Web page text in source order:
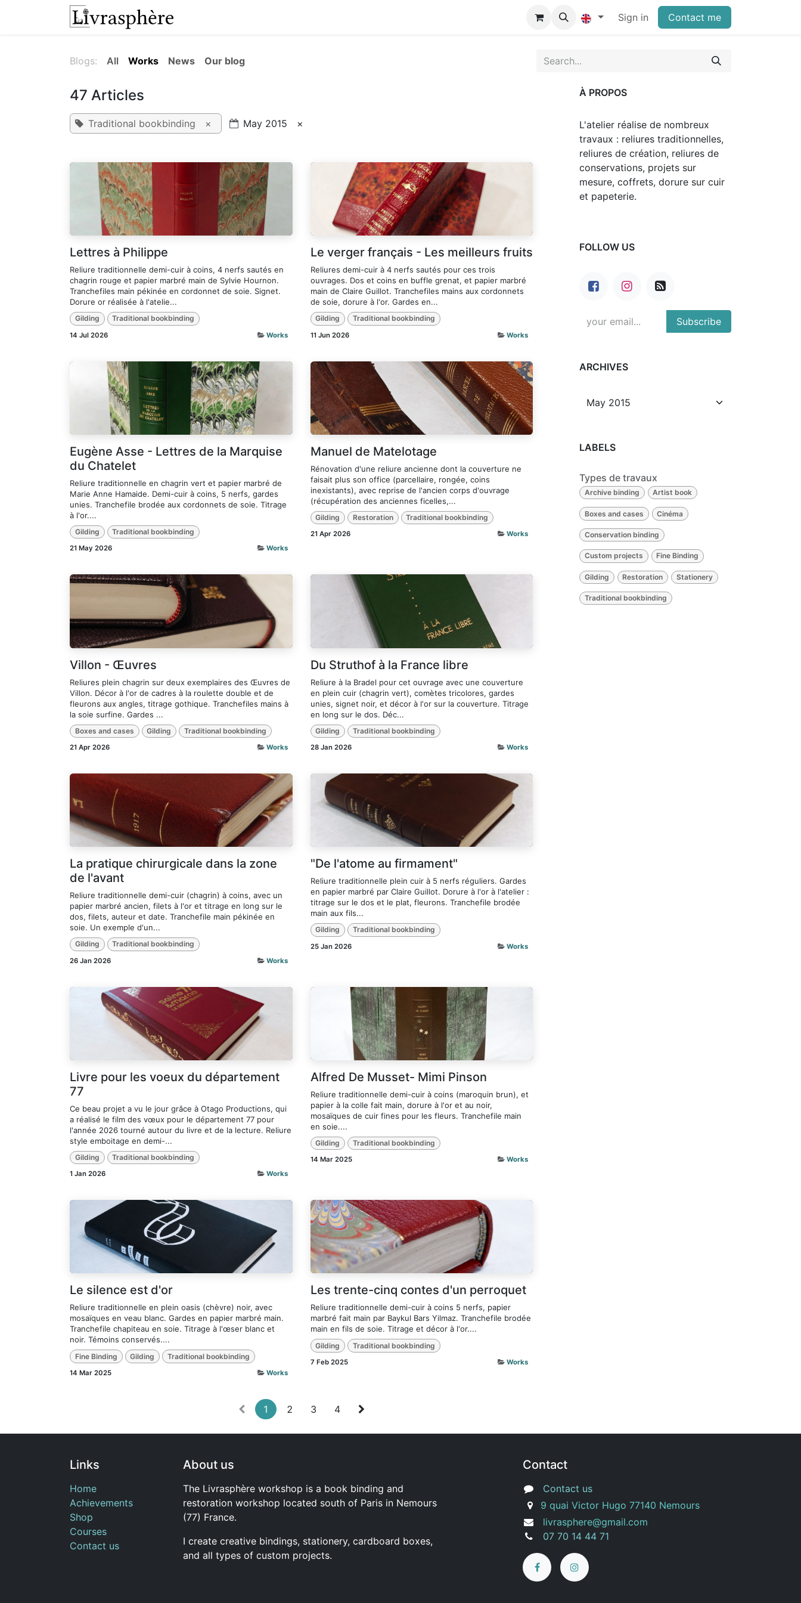
Skip to Content
Sign in Contact me
Blogs: All Works News Our blog
47 Articles
Traditional bookbinding × May 2015 ×
Lettres à Philippe
Reliure traditionnelle demi-cuir à coins, 4 nerfs sautés en
chagrin rouge et papier marbré main de Sylvie Hournon.
Tranchefiles main pékinée en cordonnet de soie. Signet.
Dorure or réalisée à l'atelie...
Gilding Traditional bookbinding
14 Jul 2026 Works
Le verger français - Les meilleurs fruits
Reliures demi-cuir à 4 nerfs sautés pour ces trois
ouvrages. Dos et coins en buffle grenat, et papier marbré
main de Claire Guillot. Tranchefiles mains aux cordonnets
de soie, dorure à l'or. Gardes en...
Gilding Traditional bookbinding
11 Jun 2026 Works
Eugène Asse - Lettres de la Marquise
du Chatelet
Reliure traditionnelle en chagrin vert et papier marbré de
Marie Anne Hamaide. Demi-cuir à coins, 5 nerfs, gardes
unies. Tranchefile brodée aux cordonnets de soie. Titrage
à l'or....
Gilding Traditional bookbinding
21 May 2026 Works
Manuel de Matelotage
Rénovation d'une reliure ancienne dont la couverture ne
faisait plus son office (parcellaire, rongée, coins
inexistants), avec reprise de l'ancien corps d'ouvrage
(récupération des anciennes ficelles,...
Gilding Restoration Traditional bookbinding
21 Apr 2026 Works
Villon - Œuvres
Reliures plein chagrin sur deux exemplaires des Œuvres de
Villon. Décor à l'or de cadres à la roulette double et de
fleurons aux angles, titrage gothique. Tranchefiles mains à
la soie surfine. Gardes ...
Boxes and cases Gilding Traditional bookbinding
21 Apr 2026 Works
Du Struthof à la France libre
Reliure à la Bradel pour cet ouvrage avec une couverture
en plein cuir (chagrin vert), comètes tricolores, gardes
unies, signet noir, et décor à l'or sur la couverture. Titrage
en long sur le dos. Déc...
Gilding Traditional bookbinding
28 Jan 2026 Works
La pratique chirurgicale dans la zone
de l'avant
Reliure traditionnelle demi-cuir (chagrin) à coins, avec un
papier marbré ancien, filets à l'or et titrage en long sur le
dos, filets, auteur et date. Tranchefile main pékinée en
soie. Un exemple d'un...
Gilding Traditional bookbinding
26 Jan 2026 Works
"De l'atome au firmament"
Reliure traditionnelle plein cuir à 5 nerfs réguliers. Gardes
en papier marbré par Claire Guillot. Dorure à l'or à l'atelier :
titrage sur le dos et le plat, fleurons. Tranchefile brodée
main aux fils...
Gilding Traditional bookbinding
25 Jan 2026 Works
Livre pour les voeux du département
77
Ce beau projet a vu le jour grâce à Otago Productions, qui
a réalisé le film des vœux pour le département 77 pour
l'année 2026 tourné autour du livre et de la lecture. Reliure
style emboitage en demi-...
Gilding Traditional bookbinding
1 Jan 2026 Works
Alfred De Musset- Mimi Pinson
Reliure traditionnelle demi-cuir à coins (maroquin brun), et
papier à la colle fait main, dorure à l'or et au noir,
mosaïques de cuir fines pour les fleurs. Tranchefile main
en soie....
Gilding Traditional bookbinding
14 Mar 2025 Works
Le silence est d'or
Reliure traditionnelle en plein oasis (chèvre) noir, avec
mosaïques en veau blanc. Gardes en papier marbré main.
Tranchefile chapiteau en soie. Titrage à l'œser blanc et
noir. Témoins conservés....
Fine Binding Gilding Traditional bookbinding
14 Mar 2025 Works
Les trente-cinq contes d'un perroquet
Reliure traditionnelle demi-cuir à coins 5 nerfs, papier
marbré fait main par Baykul Bars Yilmaz. Tranchefile brodée
main en fils de soie. Titrage et décor à l'or....
Gilding Traditional bookbinding
7 Feb 2025 Works
1 2 3 4
À PROPOS
L'atelier réalise de nombreux
travaux : reliures traditionnelles,
reliures de création, reliures de
conservations, projets sur
mesure, coffrets, dorure sur cuir
et papeterie.
FOLLOW US
Subscribe
ARCHIVES
LABELS
Types de travaux
Archive binding Artist book
Boxes and cases Cinéma
Conservation binding
Custom projects Fine Binding
Gilding Restoration Stationery
Traditional bookbinding
Links
Home
Achievements
Shop
Courses
Contact us
About us
The Livrasphère workshop is a book binding and
restoration workshop located south of Paris in Nemours
(77) France.
I create creative bindings, stationery, cardboard boxes,
and all types of custom projects.
Contact
Contact us
9 quai Victor Hugo 77140 Nemours
livrasphere@gmail.com
07 70 14 44 71